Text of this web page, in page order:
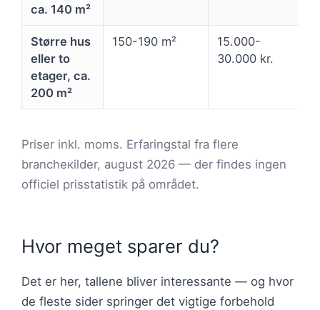
ca. 140 m²
Større hus
eller to
etager, ca.
200 m²
150-190 m²
15.000-
30.000 kr.
Priser inkl. moms. Erfaringstal fra flere
brancheкilder, august 2026 — der findes ingen
officiel prisstatistik på området.
Hvor meget sparer du?
Det er her, tallene bliver interessante — og hvor
de fleste sider springer det vigtige forbehold